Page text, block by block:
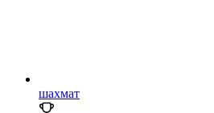
шахмат